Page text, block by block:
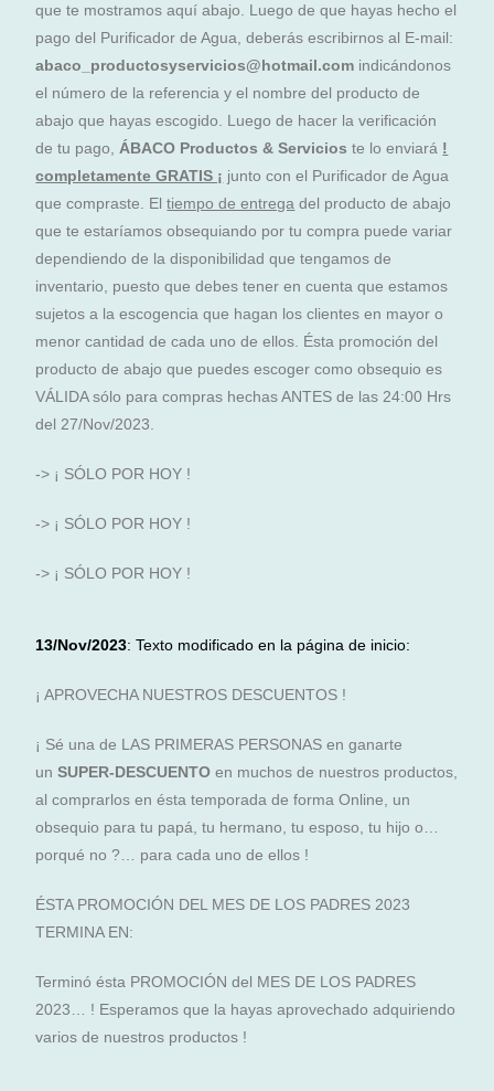
que te mostramos aquí abajo. Luego de que hayas hecho el
pago del Purificador de Agua, deberás escribirnos al E-mail:
abaco_productosyservicios@hotmail.com indicándonos
el número de la referencia y el nombre del producto de
abajo que hayas escogido. Luego de hacer la verificación
de tu pago, ÁBACO Productos & Servicios te lo enviará !
completamente GRATIS ¡ junto con el Purificador de Agua
que compraste. Eltiempo de entrega del producto de abajo
que te estaríamos obsequiando por tu compra puede variar
dependiendo de la disponibilidad que tengamos de
inventario, puesto que debes tener en cuenta que estamos
sujetos a la escogencia que hagan los clientes en mayor o
menor cantidad de cada uno de ellos. Ésta promoción del
producto de abajo que puedes escoger como obsequio es
VÁLIDA sólo para compras hechas ANTES de las 24:00 Hrs
del 27/Nov/2023.
-> ¡ SÓLO POR HOY !
-> ¡ SÓLO POR HOY !
-> ¡ SÓLO POR HOY !
13/Nov/2023: Texto modificado en la página de inicio:
¡ APROVECHA NUESTROS DESCUENTOS !
¡ Sé una de LAS PRIMERAS PERSONAS en ganarte
unSUPER-DESCUENTO en muchos de nuestros productos,
al comprarlos en ésta temporada de forma Online, un
obsequio para tu papá, tu hermano, tu esposo, tu hijo o…
porqué no ?… para cada uno de ellos !
ÉSTA PROMOCIÓN DEL MES DE LOS PADRES 2023
TERMINA EN:
Terminó ésta PROMOCIÓN del MES DE LOS PADRES
2023… ! Esperamos que la hayas aprovechado adquiriendo
varios de nuestros productos !